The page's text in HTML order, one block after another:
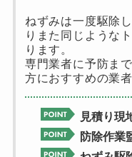
ねずみは一度駆除
りまた同じような
ります。
専門業者に予防ま
方におすすめの業者
見積り現
防除作業